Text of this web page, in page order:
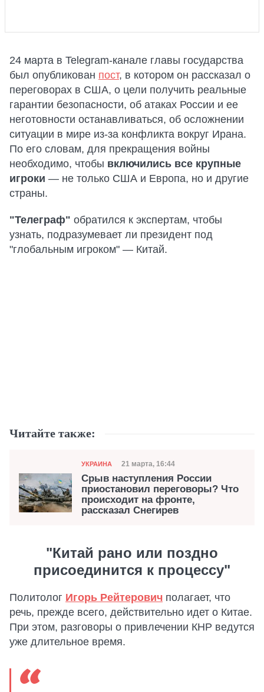
24 марта в Telegram-канале главы государства
был опубликован пост, в котором он рассказал о
переговорах в США, о цели получить реальные
гарантии безопасности, об атаках России и ее
неготовности останавливаться, об осложнении
ситуации в мире из-за конфликта вокруг Ирана.
По его словам, для прекращения войны
необходимо, чтобы включились все крупные
игроки — не только США и Европа, но и другие
страны.
"Телеграф" обратился к экспертам, чтобы
узнать, подразумевает ли президент под
"глобальным игроком" — Китай.
Читайте также:
Категория
УКРАИНА Дата публикации
21 марта, 16:44
Срыв наступления России
приостановил переговоры? Что
происходит на фронте,
рассказал Снегирев
"Китай рано или поздно
присоединится к процессу"
Политолог Игорь Рейтерович полагает, что
речь, прежде всего, действительно идет о Китае.
При этом, разговоры о привлечении КНР ведутся
уже длительное время.